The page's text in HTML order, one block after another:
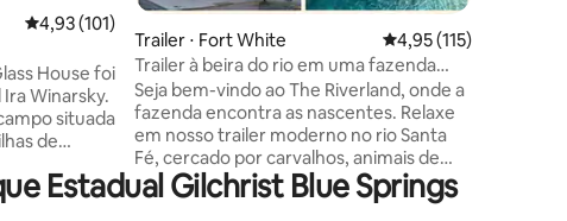
4,93 de uma avaliação média de 5, 101 avaliações
4,93 (101)
House foi
Winarsky.
situada
de
uma
e conforto,
Trailer ⋅ Fort White 4,95 de uma avaliação
4,95 (115)
Trailer à beira do rio em uma fazenda
perto de Springs
Seja bem-vindo ao The Riverland, onde a
fazenda encontra as nascentes. Relaxe
em nosso trailer moderno no rio Santa
Fé, cercado por carvalhos, animais de
fazenda e vida selvagem. Perto de
Ginnie, Poe e Blue Springs. Divirta-se
Estadual Gilchrist Blue Springs